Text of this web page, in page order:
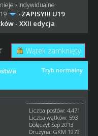
› Indywidualne
› ZAPISY!!! U19
- XXII edycja
Wątek zamknięty
Tryb normalny
Liczba postów: 4,471
Liczba wątków: 593
Dołączył: Sep 2013
Drużyna: GKM 1979